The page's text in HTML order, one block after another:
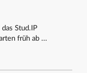
Stud.IP
früh ab ...